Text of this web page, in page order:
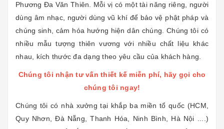
Phương Đa Văn Thiên. Mỗi vị có một tài năng riêng, người
dùng âm nhạc, người dùng vũ khí để bảo vệ phật pháp và
chúng sinh, cảm hóa hướng hiện dân chúng. Chúng tôi có
nhiều mẫu tượng thiên vương với nhiều chất liệu khác
nhau, kích thước đa dạng theo yêu cầu của khách hàng.
Chúng tôi nhận tư vấn thiết kế miễn phí, hãy gọi cho
chúng tôi ngay!
Chúng tôi có nhà xưởng tại khắp ba miền tổ quốc (HCM,
Quy Nhơn, Đà Nẵng, Thanh Hóa, Ninh Bình, Hà Nội ....)